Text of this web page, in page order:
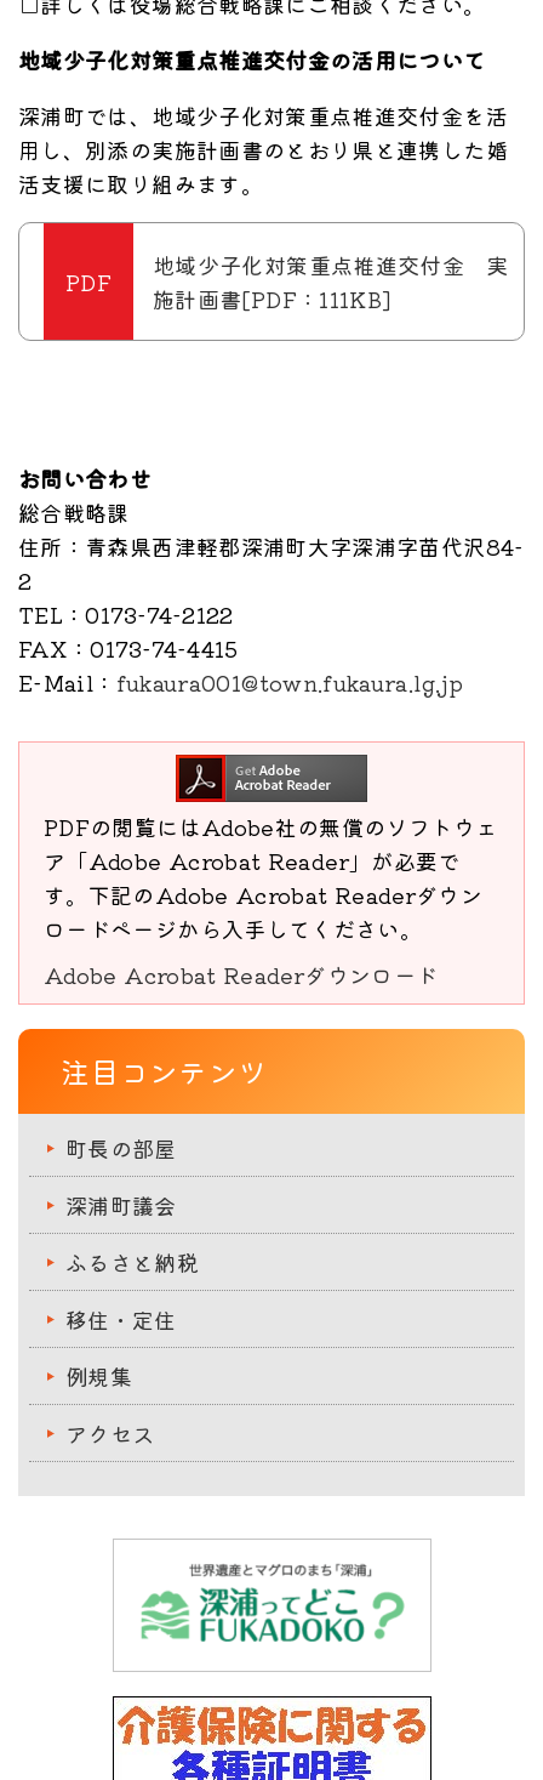
地域少子化対策重点推進交付金の活用について
深浦町では、地域少子化対策重点推進交付金を活
用し、別添の実施計画書のとおり県と連携した婚
活支援に取り組みます。
地域少子化対策重点推進交付金 実
施計画書[PDF：111KB]
お問い合わせ
総合戦略課
住所 ：青森県西津軽郡深浦町大字深浦字苗代沢84-
2
TEL ：0173-74-2122
FAX ：0173-74-4415
E-Mail ： fukaura001@town.fukaura.lg.jp
PDFの閲覧にはAdobe社の無償のソフトウェ
ア「Adobe Acrobat Reader」が必要で
す。下記のAdobe Acrobat Readerダウン
ロードページから入手してください。
Adobe Acrobat Readerダウンロード
注目コンテンツ
町長の部屋
深浦町議会
ふるさと納税
移住・定住
例規集
アクセス